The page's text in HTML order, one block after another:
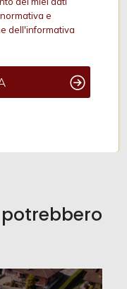
e
dell'informativa